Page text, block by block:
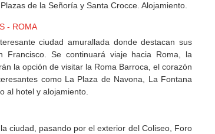
de la Señoría y Santa Crocce. Alojamiento.
- ROMA
ciudad amurallada donde destacan sus
Francisco. Se continuará viaje hacia Roma, la
la opción de visitar la Roma Barroca, el corazón
como La Plaza de Navona, La Fontana
al hotel y alojamiento.
ciudad, pasando por el exterior del Coliseo, Foro